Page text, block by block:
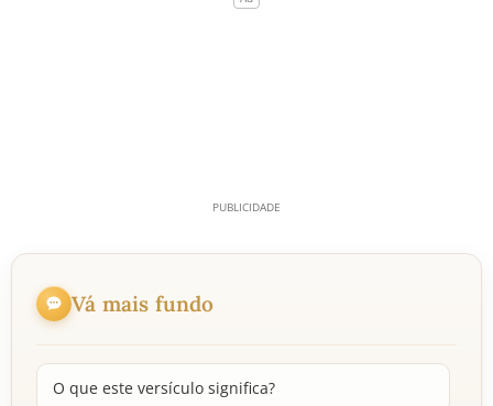
Vá mais fundo
O que este versículo significa?